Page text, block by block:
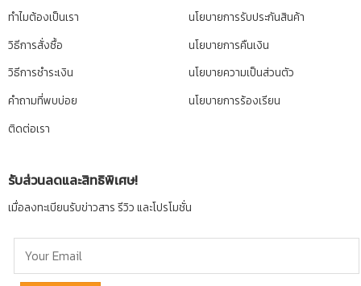
ทำไมต้องเป็นเรา
วิธีการสั่งซื้อ
วิธีการชำระเงิน
คำถามที่พบบ่อย
ติดต่อเรา
นโยบายการรับประกันสินค้า
นโยบายการคืนเงิน
นโยบายความเป็นส่วนตัว
นโยบายการร้องเรียน
รับส่วนลดและสิทธิพิเศษ!
เมื่อลงทะเบียนรับข่าวสาร รีวิว และโปรโมชั่น